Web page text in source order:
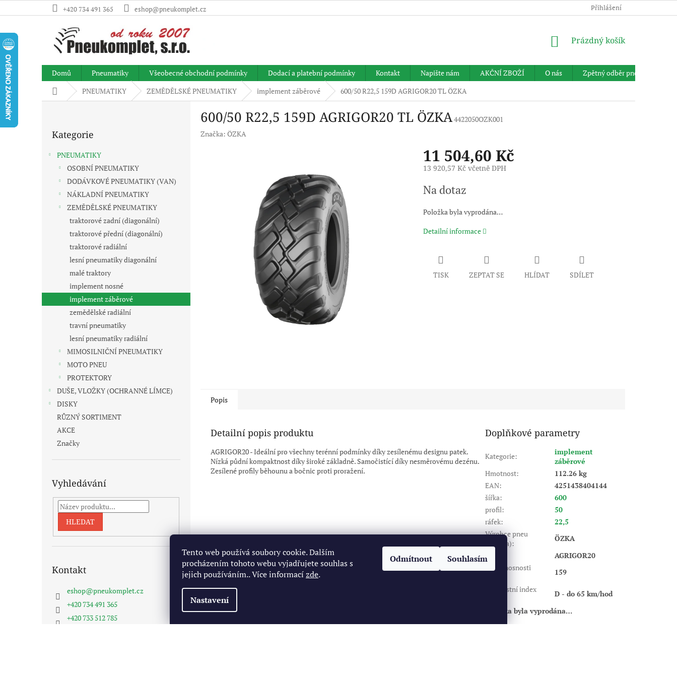
Tento web používá soubory cookie. Dalším
procházením tohoto webu vyjadřujete souhlas s
jejich používáním.. Více informacízde.
Nastavení
Odmítnout Souhlasím
na
+420 734 491 365 eshop@pneukomplet.cz Přihlášení
NÁKUPNÍ
Prázdný košík
Domů Pneumatiky Všeobecné obchodní podmínky Dodací a platební podmínky Kontakt Napište nám AKČNÍ ZBOŽÍ O nás
Zpětný odběr pneumatik
Domů PNEUMATIKY ZEMĚDĚLSKÉ PNEUMATIKY implement záběrové 600/50 R22,5 159D AGRIGOR20 TL ÖZKA
kategorie
Kategorie
PNEUMATIKY
OSOBNÍ PNEUMATIKY
DODÁVKOVÉ PNEUMATIKY (VAN)
NÁKLADNÍ PNEUMATIKY
ZEMĚDĚLSKÉ PNEUMATIKY
traktorové zadní (diagonální)
traktorové přední (diagonální)
traktorové radiální
lesní pneumatiky diagonální
malé traktory
implement nosné
implement záběrové
zemědělské radiální
travní pneumatiky
lesní pneumatiky radiální
MIMOSILNIČNÍ PNEUMATIKY
MOTO PNEU
PROTEKTORY
DUŠE, VLOŽKY (OCHRANNÉ LÍMCE)
DISKY
RŮZNÝ SORTIMENT
AKCE
Značky
Vyhledávání
HLEDAT
Kontakt
eshop@pneukomplet.cz
+420 734 491 365
+420 733 512 785
600/50 R22,5 159D AGRIGOR20 TL ÖZKA4422050OZK001
Značka: ÖZKA
11 504,60 Kč
13 920,57 Kč včetně DPH
cena:
Na dotaz
Položka byla vyprodána…
Detailní informace
TISK ZEPTAT SE HLÍDAT SDÍLET
Popis
Detailní popis produktu
AGRIGOR20 - Ideální pro všechny terénní podmínky díky zesílenému designu patek.
Nízká půdní kompaktnost díky široké základně. Samočistící díky nesměrovému dezénu.
Zesílené profily běhounu a bočnic proti proražení.
Doplňkové parametry
Kategorie:
implement
záběrové
Hmotnost:
112.26 kg
EAN:
4251438404144
šířka:
600
profil:
50
ráfek:
22,5
Výrobce pneu
(značka):
ÖZKA
Dezén
AGRIGOR20
Index nosnosti
159
Rychlostní index
D - do 65 km/hod
Položka byla vyprodána…